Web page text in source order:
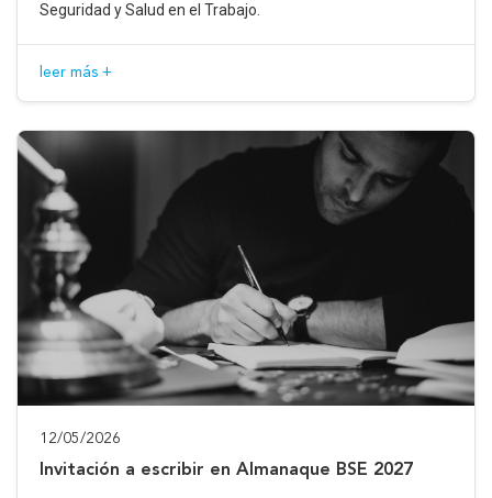
Seguridad y Salud en el Trabajo.
leer más +
12/05/2026
Invitación a escribir en Almanaque BSE 2027